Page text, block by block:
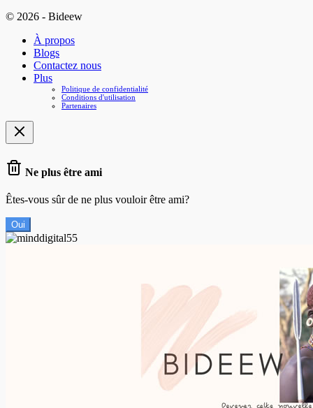
© 2026 - Bideew
À propos
Blogs
Contactez nous
Plus
Politique de confidentialité
Conditions d'utilisation
Partenaires
Ne plus être ami
Êtes-vous sûr de ne plus vouloir être ami?
Oui